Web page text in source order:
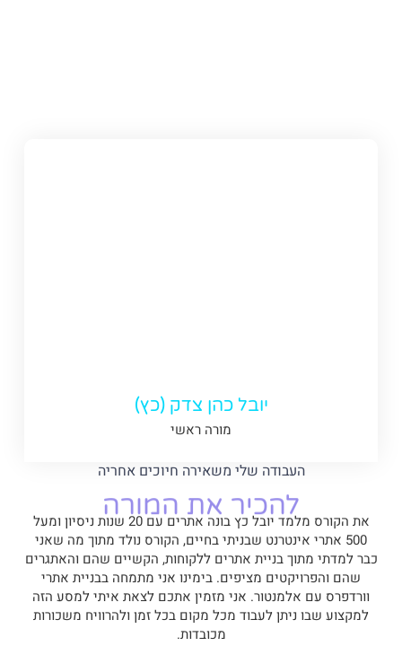
יובל כהן צדק (כץ)
מורה ראשי
העבודה שלי משאירה חיוכים אחריה
להכיר את המורהאת הקורס מלמד יובל כץ בונה אתרים עם 20 שנות ניסיון ומעל
500 אתרי אינטרנט שבניתי בחיים, הקורס נולד מתוך מה שאני
כבר למדתי מתוך בניית אתרים ללקוחות, הקשיים שהם והאתגרים
שהם והפרויקטים מציפים. בימינו אני מתמחה בבניית אתרי
וורדפרס עם אלמנטור. אני מזמין אתכם לצאת איתי למסע הזה
למקצוע שבו ניתן לעבוד מכל מקום בכל זמן ולהרוויח משכורות
מכובדות.